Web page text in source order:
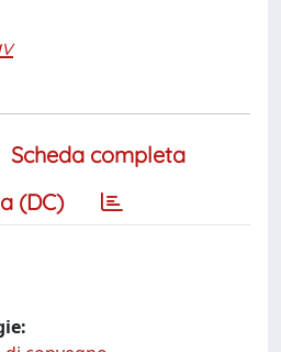
Scheda completa
(DC)